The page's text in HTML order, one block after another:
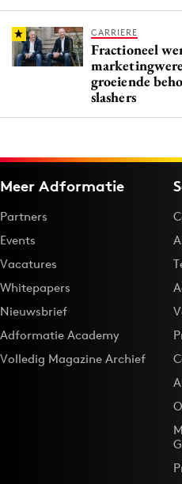
CARRIERE
Fractioneel
groeiende
slashers
Meer Adformatie
Partners
Events
Vacatures
Whitepapers
Nieuwsbrief
Adformatie Academy
Volledig Magazine Archief